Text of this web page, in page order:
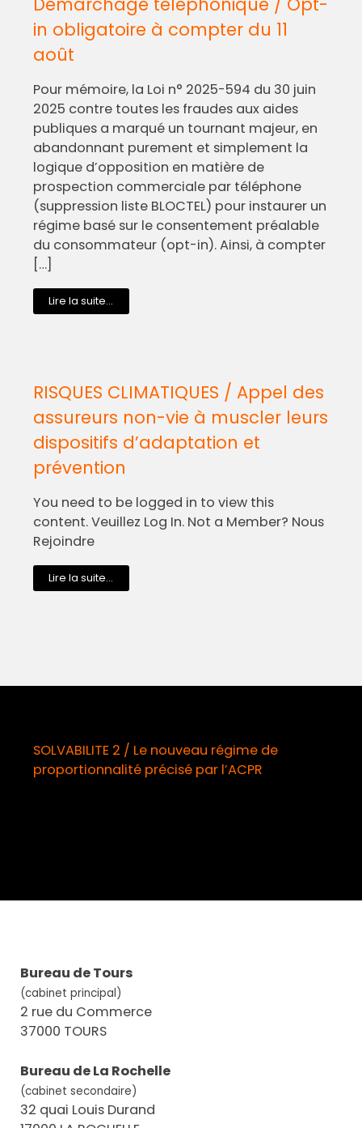
in obligatoire à compter du 11
août
Pour mémoire, la Loi n° 2025-594 du 30 juin
2025 contre toutes les fraudes aux aides
publiques a marqué un tournant majeur, en
abandonnant purement et simplement la
logique d’opposition en matière de
prospection commerciale par téléphone
(suppression liste BLOCTEL) pour instaurer un
régime basé sur le consentement préalable
du consommateur (opt-in). Ainsi, à compter
[…]
Lire la suite...
RISQUES CLIMATIQUES / Appel des
assureurs non-vie à muscler leurs
dispositifs d’adaptation et
prévention
You need to be logged in to view this
content. Veuillez Log In. Not a Member? Nous
Rejoindre
Lire la suite...
SOLVABILITE 2 / Le nouveau régime de
proportionnalité précisé par l’ACPR
Bureau de Tours
(cabinet principal)
2 rue du Commerce
37000 TOURS
Bureau de La Rochelle
(cabinet secondaire)
32 quai Louis Durand